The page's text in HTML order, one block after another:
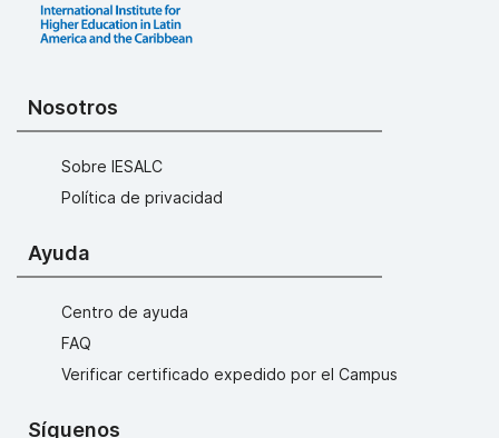
Nosotros
Sobre IESALC
Política de privacidad
Ayuda
Centro de ayuda
FAQ
Verificar certificado expedido por el Campus
Síguenos